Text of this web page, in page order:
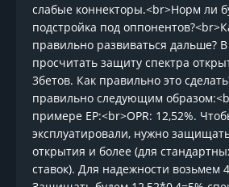
слабые коннекторы.<br>Норм ли
подстройка под
правильно развиваться дальше?
просчитать защиту спектра
3бетов. Как правильно это
правильно следующим
примере EP:<br>OPR: 12,52%.
эксплуатировали, нужно
открытия и более (для
ставок). Для надежности возьмем